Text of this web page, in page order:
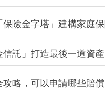
保險金字塔」建構家庭
信託」打造最後一道資
攻略，可以申請哪些賠償